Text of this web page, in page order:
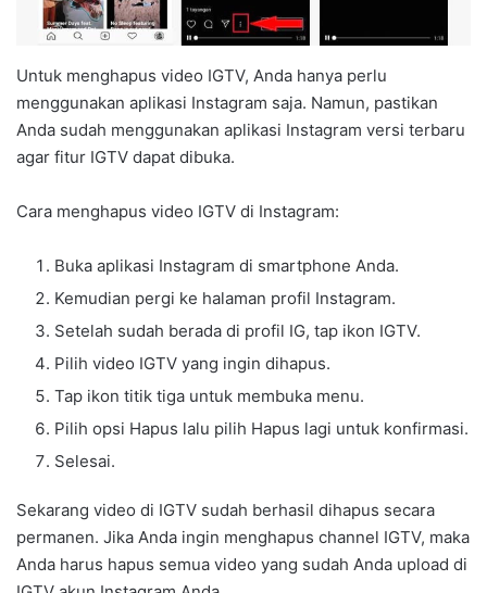
Untuk menghapus video IGTV, Anda hanya perlu
menggunakan aplikasi Instagram saja. Namun, pastikan
Anda sudah menggunakan aplikasi Instagram versi terbaru
agar fitur IGTV dapat dibuka.
Cara menghapus video IGTV di Instagram:
Buka aplikasi Instagram di smartphone Anda.
Kemudian pergi ke halaman profil Instagram.
Setelah sudah berada di profil IG, tap ikon IGTV.
Pilih video IGTV yang ingin dihapus.
Tap ikon titik tiga untuk membuka menu.
Pilih opsi Hapus lalu pilih Hapus lagi untuk konfirmasi.
Selesai.
Sekarang video di IGTV sudah berhasil dihapus secara
permanen. Jika Anda ingin menghapus channel IGTV, maka
Anda harus hapus semua video yang sudah Anda upload di